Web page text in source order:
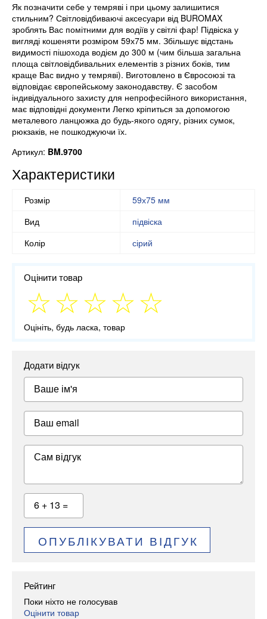
Як позначити себе у темряві і при цьому залишитися
стильним? Світловідбиваючі аксесуари від BUROMAX
зроблять Вас помітними для водіїв у світлі фар! Підвіска у
вигляді кошеняти розміром 59х75 мм. Збільшує відстань
видимості пішохода водієм до 300 м (чим більша загальна
площа світловідбивальних елементів з різних боків, тим
краще Вас видно у темряві). Виготовлено в Євросоюзі та
відповідає європейському законодавству. Є засобом
індивідуального захисту для непрофесійного використання,
має відповідні документи Легко кріпиться за допомогою
металевого ланцюжка до будь-якого одягу, різних сумок,
рюкзаків, не пошкоджуючи їх.
Артикул: BM.9700
Характеристики
Розмір
59х75 мм
Вид
підвіска
Колір
сірий
Оцінити товар
Оцініть, будь ласка, товар
Додати відгук
Ваше ім'я
Ваш email
Сам відгук
6 + 13 =
ОПУБЛІКУВАТИ ВІДГУК
Рейтинг
Поки ніхто не голосував
Оцінити товар